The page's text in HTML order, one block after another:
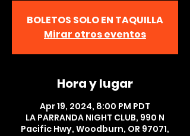
BOLETOS SOLO EN TAQUILLA
Mirar otros eventos
Hora y lugar
Apr 19, 2024, 8:00 PM PDT
LA PARRANDA NIGHT CLUB, 990 N
Pacific Hwy, Woodburn, OR 97071,